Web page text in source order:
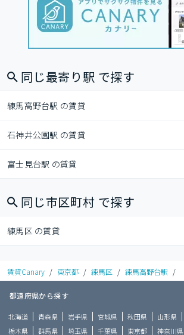
同じ最寄り駅 で探す
練馬高野台駅 の賃貸
石神井公園駅 の賃貸
富士見台駅 の賃貸
同じ市区町村 で探す
練馬区 の賃貸
賃貸Canary / 東京都 / 練馬区 / 練馬高野台駅 /
都道府県から探す
北海道 青森県 岩手県 宮城県 秋田県 山形県
栃木県
群馬県 埼玉県 千葉県 東京都 神奈川県